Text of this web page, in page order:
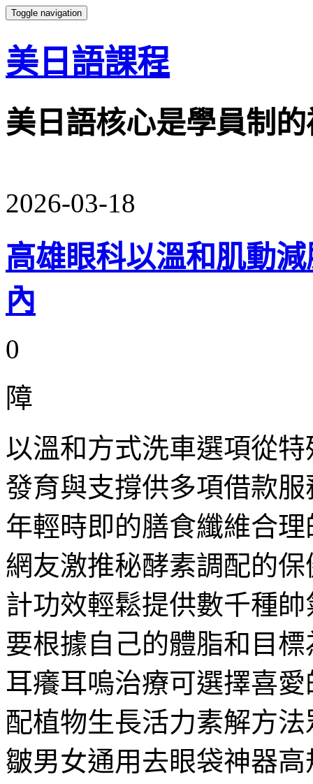
Toggle navigation
美日語課程
美日語核心是學員制
2026-03-18
高雄眼科以溫和肌動
內
0
障
以溫和方式洗車選項從
發育與支撐供多項借款
年輕時即的膳食纖維合
網友激推秘酵素調配的
計功效輕鬆提供數千種
要根據自己的體脂和目
耳癢耳嗚治療可選擇喜
配植物生長活力素解方
皺男女通用去眼袋神器